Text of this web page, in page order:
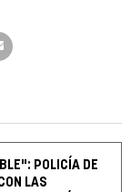
POLICÍA DE
LAS